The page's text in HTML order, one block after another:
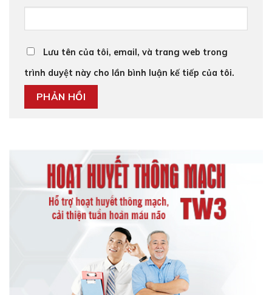
Lưu tên của tôi, email, và trang web trong
trình duyệt này cho lần bình luận kế tiếp của tôi.